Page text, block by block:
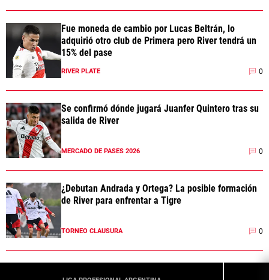
Fue moneda de cambio por Lucas Beltrán, lo
adquirió otro club de Primera pero River tendrá un
15% del pase
RIVER PLATE 0
Se confirmó dónde jugará Juanfer Quintero tras su
salida de River
MERCADO DE PASES 2026 0
¿Debutan Andrada y Ortega? La posible formación
de River para enfrentar a Tigre
TORNEO CLAUSURA 0